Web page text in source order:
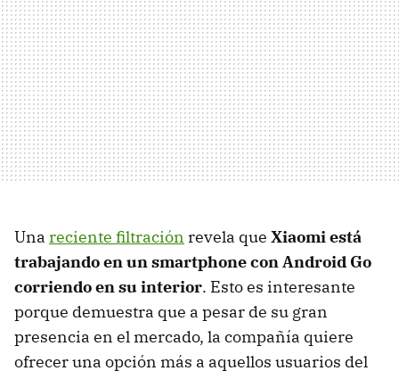
Una reciente filtración revela que Xiaomi está
trabajando en un smartphone con Android Go
corriendo en su interior. Esto es interesante
porque demuestra que a pesar de su gran
presencia en el mercado, la compañía quiere
ofrecer una opción más a aquellos usuarios del